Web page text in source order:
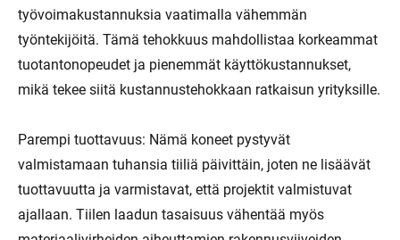
työvoimakustannuksia vaatimalla vähemmän
työntekijöitä. Tämä tehokkuus mahdollistaa korkeammat
tuotantonopeudet ja pienemmät käyttökustannukset,
mikä tekee siitä kustannustehokkaan ratkaisun yrityksille.
Parempi tuottavuus: Nämä koneet pystyvät
valmistamaan tuhansia tiiliä päivittäin, joten ne lisäävät
tuottavuutta ja varmistavat, että projektit valmistuvat
ajallaan. Tiilen laadun tasaisuus vähentää myös